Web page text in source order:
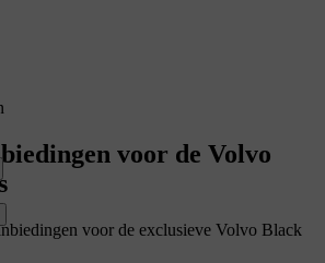
voor de Volvo
voor de exclusieve Volvo Black